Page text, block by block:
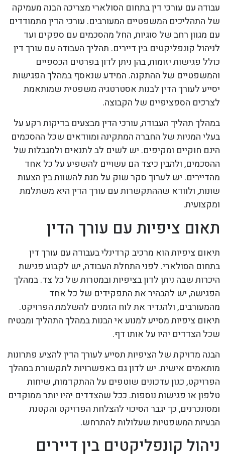
עבודה עם עורכי דין בתחום הסולארי מצריכה הבנה מעמיקה
של התהליכים המשפטיים המעורבים. עורכי הדין מתמודדים
עם מגוון רחב של סוגיות, החל מהסכמים עם ספקים ועד
לניהול קונפליקטים בין דיירים. תהליך העבודה עם עורך דין
כולל פגישות יזומות, בהן ניתן לדון בפרטים הכספיים
והמשפטיים של ההתקנה. המידע שנאסף במהלך הפגישות
יסייע לעורך הדין לבנות אסטרטגיה משפטית שמותאמת
לצרכים הספציפיים של הקבוצה.
במהלך תהליך העבודה, עורכי הדין מבצעים בדיקות רקע על
בעלי המניות של החברה המתקינה ומוודאים שכל ההסכמים
הינם חוקיים ומקיפים. יש לשים לב לתנאים ולמגבלות של
ההסכמים, ולהבין כיצד הם עשויים להשפיע על כל אחד
מהדיירים. יש לערוך סקר שוק על מנת להשוות בין הצעות
שונות, ולוודא שההתקשרות עם עורך הדין היא משתלמת
ומקצועית.
תאום ציפיות עם עורך הדין
תיאום ציפיות הוא מרכיב קרדינלי בעבודה עם עורך דין
בתחום הסולארי. לפני התחלת העבודה, יש לקבוע פגישת
היכרות שבה ניתן לדון בציפיות ובמטרות של כל צד. במהלך
הפגישה, יש להבהיר את התפקידים של כל אחד
מהמעורבים, ולהגדיר את לוח הזמנים להשלמת הפרויקט.
תיאום ציפיות מסייע למנוע אי הבנות במהלך התהליך ומבטיח
שכל הצדדים יהיו על אותו דף.
הבנה מדויקת של הציפיות תסייע לעורך הדין להציע פתרונות
מותאמים אישית. יש לדון גם באפשרויות לתקשורת במהלך
הפרויקט, כגון עדכונים שוטפים על ההתקדמות, שיחות
טלפון או פגישות נוספות. ככל שהצדדים יהיו יותר ממוקדים
ומסונכרנים, כך יגבר הסיכוי להצלחת הפרויקט והקטנת
הבעיות המשפטיות שעלולות להתרחש.
ניהול קונפליקטים בין דיירים